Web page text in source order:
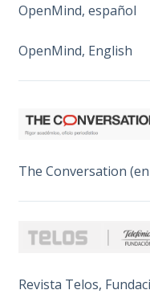
OpenMind, español
OpenMind, English
The Conversation
Revista Telos,